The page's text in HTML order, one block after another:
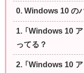
0. Windows 10 の
1. 「Windows 10
ってる？
2. 「Windows 10